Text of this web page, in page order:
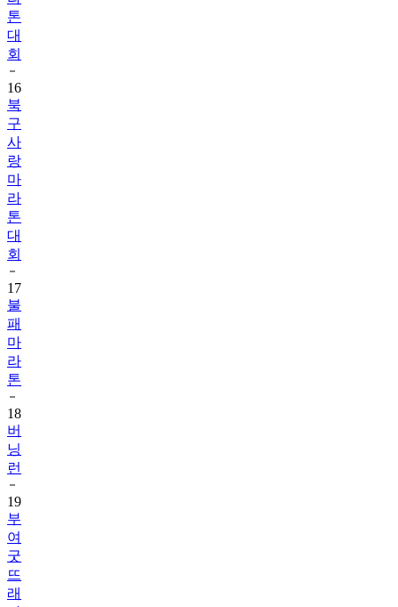
대
회
16
북
구
사
랑
마
라
톤
대
회
17
불
패
마
라
톤
18
버
닝
런
19
부
여
굿
뜨
래
마
라